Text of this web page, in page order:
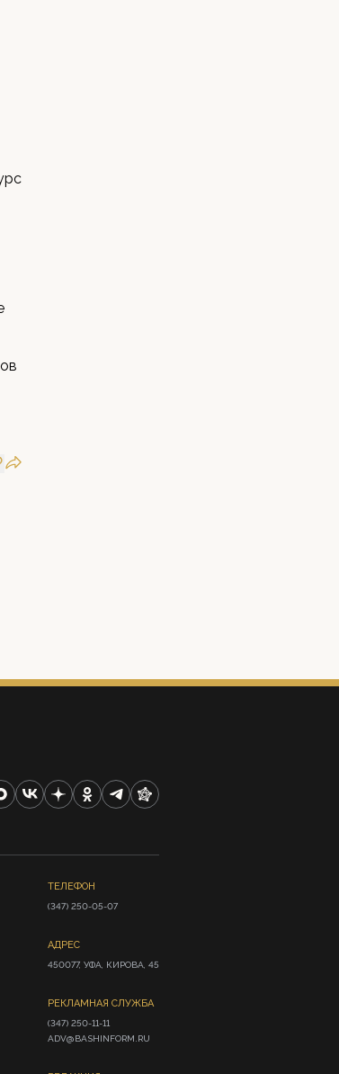
ТЕЛЕФОН
(347) 250-05-07
АДРЕС
450077, УФА, КИРОВА, 45
РЕКЛАМНАЯ СЛУЖБА
(347) 250-11-11
ADV@BASHINFORM.RU